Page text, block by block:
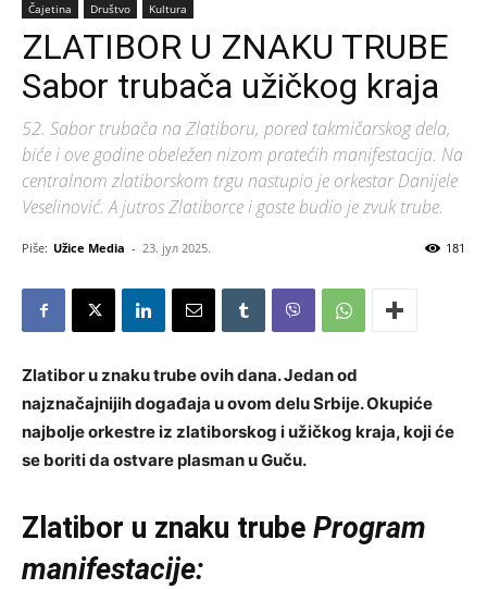
Čajetina Društvo Kultura
ZLATIBOR U ZNAKU TRUBE
Sabor trubača užičkog kraja
52. Sabor trubača na Zlatiboru, pored takmičarskog dela,
biće i ove godine obeležen nizom pratećih manifestacija. Na
centralnom zlatiborskom trgu nastupio je orkestar Danijele
Veselinović. A jutros Zlatiborce i goste budio je zvuk trube.
Piše: Užice Media - 23. јул 2025. 181
Zlatibor u znaku trube ovih dana. Jedan od
najznačajnijih događaja u ovom delu Srbije. Okupiće
najbolje orkestre iz zlatiborskog i užičkog kraja, koji će
se boriti da ostvare plasman u Guču.
Zlatibor u znaku trube Program
manifestacije: